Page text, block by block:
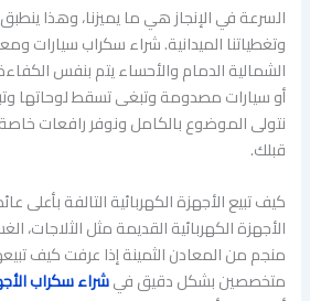
السرعة في الإنجاز هي ما يميزنا، وهذا
وتغطياتنا الميدانية. شراء سكراب سيارات
الشمالية الدمام والأحساء يتم بنفس
أو سيارات مصدومة وتبغى تسقط لوحاتها
نتولى الموضوع بالكامل ونوفر رافعات
قبلك.
كيف تبيع الأجهزة الكهربائية التالفة بأعلى
الأجهزة الكهربائية القديمة مثل الثلاجات،
منجم من المعادن الثمينة إذا عرفت كيف
متخصصين بشكل دقيق فيشراء سكراب